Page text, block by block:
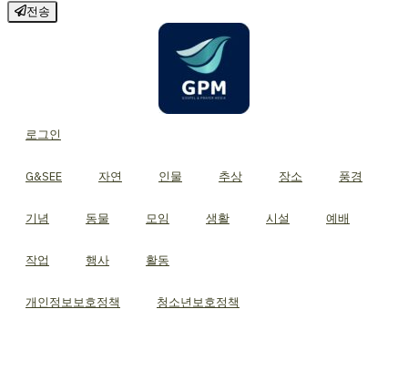
전송
로그인
G&SEE 자연 인물 추상 장소 풍경
기념 동물 모임 생활 시설 예배
작업 행사 활동
개인정보보호정책 청소년보호정책